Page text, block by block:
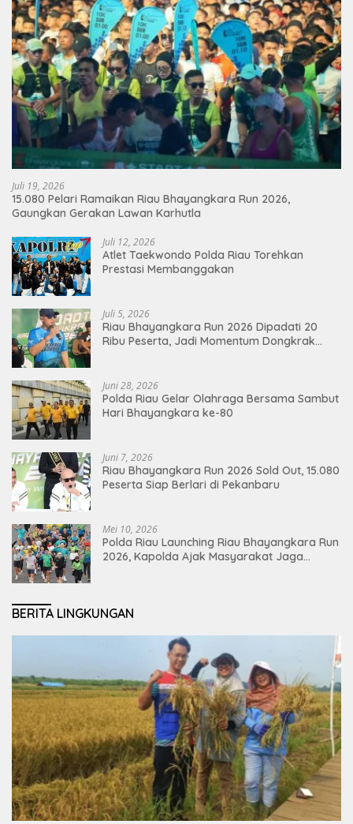
Juli 19, 2026
15.080 Pelari Ramaikan Riau Bhayangkara Run 2026,
Gaungkan Gerakan Lawan Karhutla
Juli 12, 2026
Atlet Taekwondo Polda Riau Torehkan
Prestasi Membanggakan
Juli 5, 2026
Riau Bhayangkara Run 2026 Dipadati 20
Ribu Peserta, Jadi Momentum Dongkrak
Juni 28, 2026
Polda Riau Gelar Olahraga Bersama Sambut
Hari Bhayangkara ke-80
Juni 7, 2026
Riau Bhayangkara Run 2026 Sold Out, 15.080
Peserta Siap Berlari di Pekanbaru
Mei 10, 2026
Polda Riau Launching Riau Bhayangkara Run
2026, Kapolda Ajak Masyarakat Jaga
BERITA LINGKUNGAN